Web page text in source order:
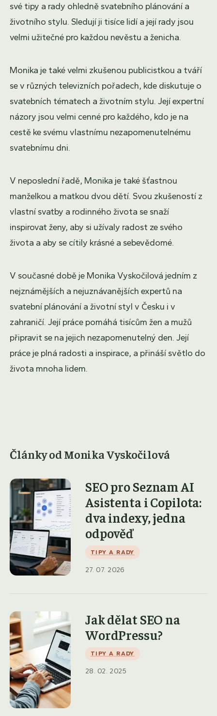
své tipy a rady ohledně svatebního plánování a
životního stylu. Sledují ji tisíce lidí a její rady jsou
velmi užitečné pro každou nevěstu a ženicha.
Monika je také velmi zkušenou publicistkou a tváří
se v různých televizních pořadech, kde diskutuje o
svatebních tématech a životním stylu. Její expertní
názory jsou velmi cenné pro každého, kdo je na
cestě ke svému vlastnímu nezapomenutelnému
svatebnímu dni.
V neposlední řadě, Monika je také šťastnou
manželkou a matkou dvou dětí. Svou zkušeností z
vlastní svatby a rodinného života se snaží
inspirovat ženy, aby si užívaly radost ze svého
života a aby se cítily krásné a sebevědomé.
V současné době je Monika Vyskočilová jedním z
nejznámějších a nejuznávanějších expertů na
svatební plánování a životní styl v Česku i v
zahraničí. Její práce pomáhá tisícům žen a mužů
připravit se na jejich nezapomenutelný den. Její
práce je plná radosti a inspirace, a přináší světlo do
života mnoha lidem.
Články od Monika Vyskočilová
SEO pro Seznam AI
Asistenta i Copilota:
dva indexy, jedna
odpověď
TIPY A RADY
27. 07. 2026
Jak dělat SEO na
WordPressu?
TIPY A RADY
28. 02. 2025